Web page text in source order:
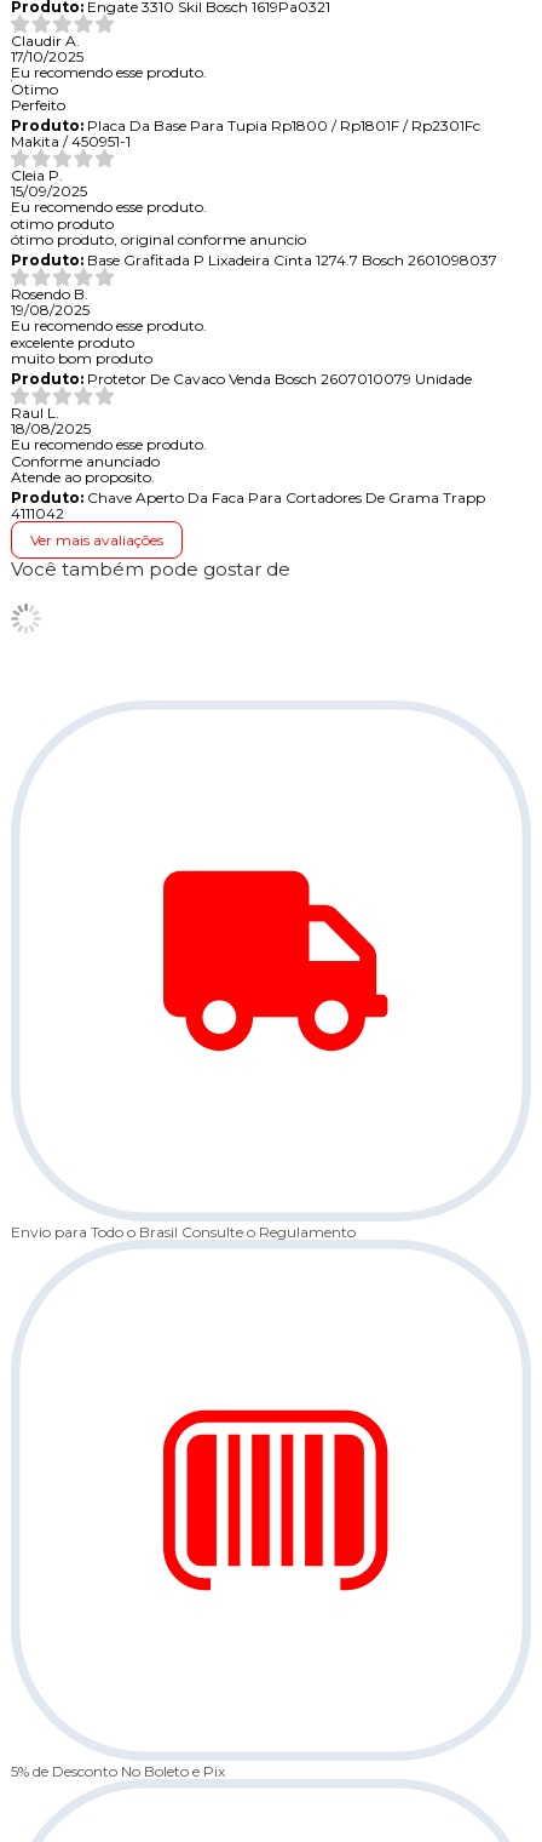
Produto:Engate 3310 Skil Bosch 1619Pa0321
Claudir A.
17/10/2025
Eu recomendo esse produto.
Otimo
Perfeito
Produto:Placa Da Base Para Tupia Rp1800 / Rp1801F / Rp2301Fc
Makita / 450951-1
Cleia P.
15/09/2025
Eu recomendo esse produto.
otimo produto
ótimo produto, original conforme anuncio
Produto:Base Grafitada P Lixadeira Cinta 1274.7 Bosch 2601098037
Rosendo B.
19/08/2025
Eu recomendo esse produto.
excelente produto
muito bom produto
Produto:Protetor De Cavaco Venda Bosch 2607010079 Unidade
Raul L.
18/08/2025
Eu recomendo esse produto.
Conforme anunciado
Atende ao proposito.
Produto:Chave Aperto Da Faca Para Cortadores De Grama Trapp
4111042
Ver mais avaliações
Você também pode gostar de
Envio para Todo o Brasil Consulte o Regulamento
5% de Desconto No Boleto e Pix